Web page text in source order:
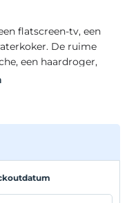
flatscreen-tv, een
De ruime
een haardroger,
toiletartikelen.
hamam met een
geserveerd op
op de Rode
restaurants en
gerechten kunt